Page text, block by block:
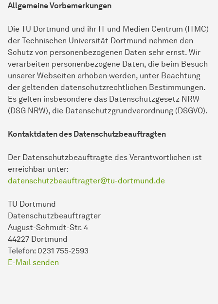
Allgemeine Vorbemerkungen
Die TU Dortmund und ihr IT und Medien Centrum (ITMC)
der Technischen Universität Dortmund nehmen den
Schutz von personenbezogenen Daten sehr ernst. Wir
verarbeiten personenbezogene Daten, die beim Besuch
unserer Webseiten erhoben werden, unter Beachtung
der geltenden datenschutzrechtlichen Bestimmungen.
Es gelten insbesondere das Datenschutzgesetz NRW
(DSG NRW), die Datenschutzgrundverordnung (DSGVO).
Kontaktdaten des Datenschutzbeauftragten
Der Datenschutzbeauftragte des Verantwortlichen ist
erreichbar unter:
datenschutzbeauftragter@tu-dortmund.de
TU Dortmund
Datenschutzbeauftragter
August-Schmidt-Str. 4
44227 Dortmund
Telefon: 0231 755-2593
E-Mail senden